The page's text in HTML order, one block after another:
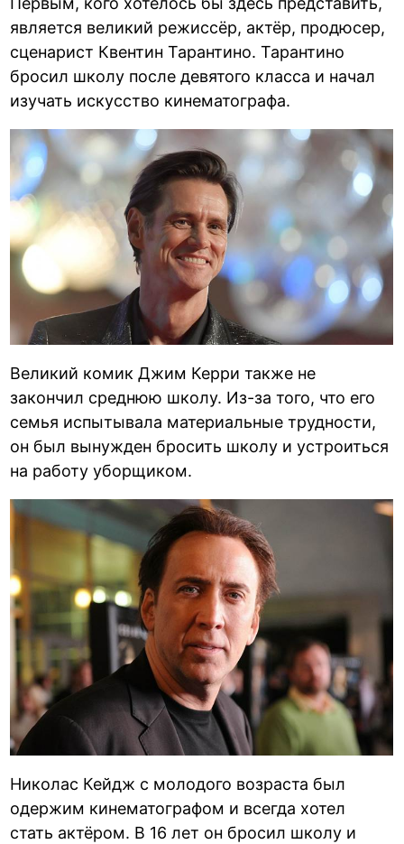
является великий режиссёр, актёр, продюсер,
сценарист Квентин Тарантино. Тарантино
бросил школу после девятого класса и начал
изучать искусство кинематографа.
Великий комик Джим Керри также не
закончил среднюю школу. Из-за того, что его
семья испытывала материальные трудности,
он был вынужден бросить школу и устроиться
на работу уборщиком.
Николас Кейдж с молодого возраста был
одержим кинематографом и всегда хотел
стать актёром. В 16 лет он бросил школу и